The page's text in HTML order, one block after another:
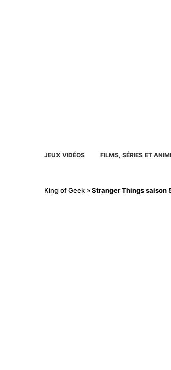
JEUX VIDÉOS FILMS, SÉRIES ET
King of Geek »Stranger Things saison